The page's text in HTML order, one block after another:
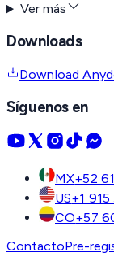
Ver más
Downloads
Download
Síguenos en
MX+52
US+1
CO+57
ContactoPre-